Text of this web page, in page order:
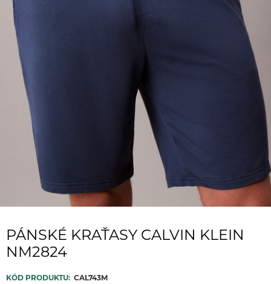
PÁNSKÉ KRAŤASY CALVIN KLEIN
NM2824
KÓD PRODUKTU: CAL743M